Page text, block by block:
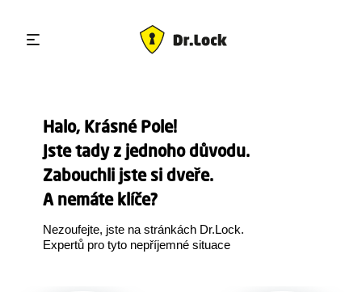
Halo, Krásné Pole!
Jste tady z jednoho důvodu.
Zabouchli jste si dveře.
A nemáte klíče?
Nezoufejte, jste na stránkách Dr.Lock.
Expertů pro tyto nepříjemné situace